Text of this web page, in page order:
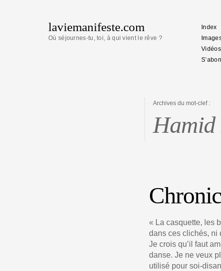
laviemanifeste.com
Où séjournes-tu, toi, à qui vient le rêve ?
Index
Vidéos
Archives du mot-clef :
Hamid
« La casquette, les
dans ces clichés, ni
Je crois qu’il faut
danse. Je ne veux
utilisé pour soi-